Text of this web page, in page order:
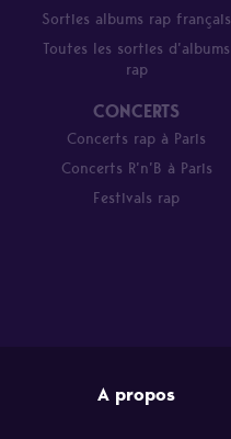
Sorties albums rap français
Toutes les sorties d’albums
rap
CONCERTS
Concerts rap à Paris
Concerts R’n’B à Paris
Festivals rap
A propos